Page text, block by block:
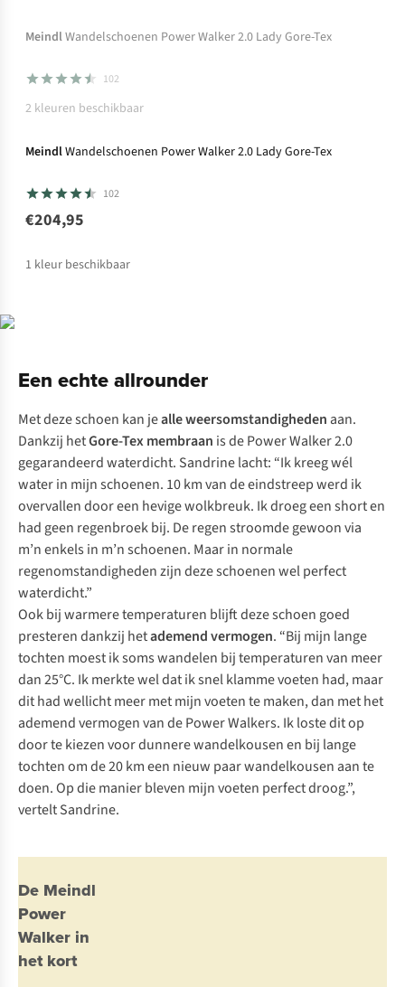
Momenteel niet op voorraad maar beschikbaar
MeindlWandelschoenen Power Walker 2.0 Lady Gore-Tex
102
2 kleuren beschikbaar
Gore-Tex
MeindlWandelschoenen Power Walker 2.0 Lady Gore-Tex
102
€204,95
1 kleur beschikbaar
Een echte allrounder
Met deze schoen kan jealle weersomstandigheden aan.
Dankzij hetGore-Tex membraan is de Power Walker 2.0
gegarandeerd waterdicht. Sandrine lacht: “Ik kreeg wél
water in mijn schoenen. 10 km van de eindstreep werd ik
overvallen door een hevige wolkbreuk. Ik droeg een short en
had geen regenbroek bij. De regen stroomde gewoon via
m’n enkels in m’n schoenen. Maar in normale
regenomstandigheden zijn deze schoenen wel perfect
waterdicht.”
Ook bij warmere temperaturen blijft deze schoen goed
presteren dankzij hetademend vermogen. “Bij mijn lange
tochten moest ik soms wandelen bij temperaturen van meer
dan 25°C. Ik merkte wel dat ik snel klamme voeten had, maar
dit had wellicht meer met mijn voeten te maken, dan met het
ademend vermogen van de Power Walkers. Ik loste dit op
door te kiezen voor dunnere wandelkousen en bij lange
tochten om de 20 km een nieuw paar wandelkousen aan te
doen. Op die manier bleven mijn voeten perfect droog.”,
vertelt Sandrine.
De Meindl
Power
Walker in
het kort